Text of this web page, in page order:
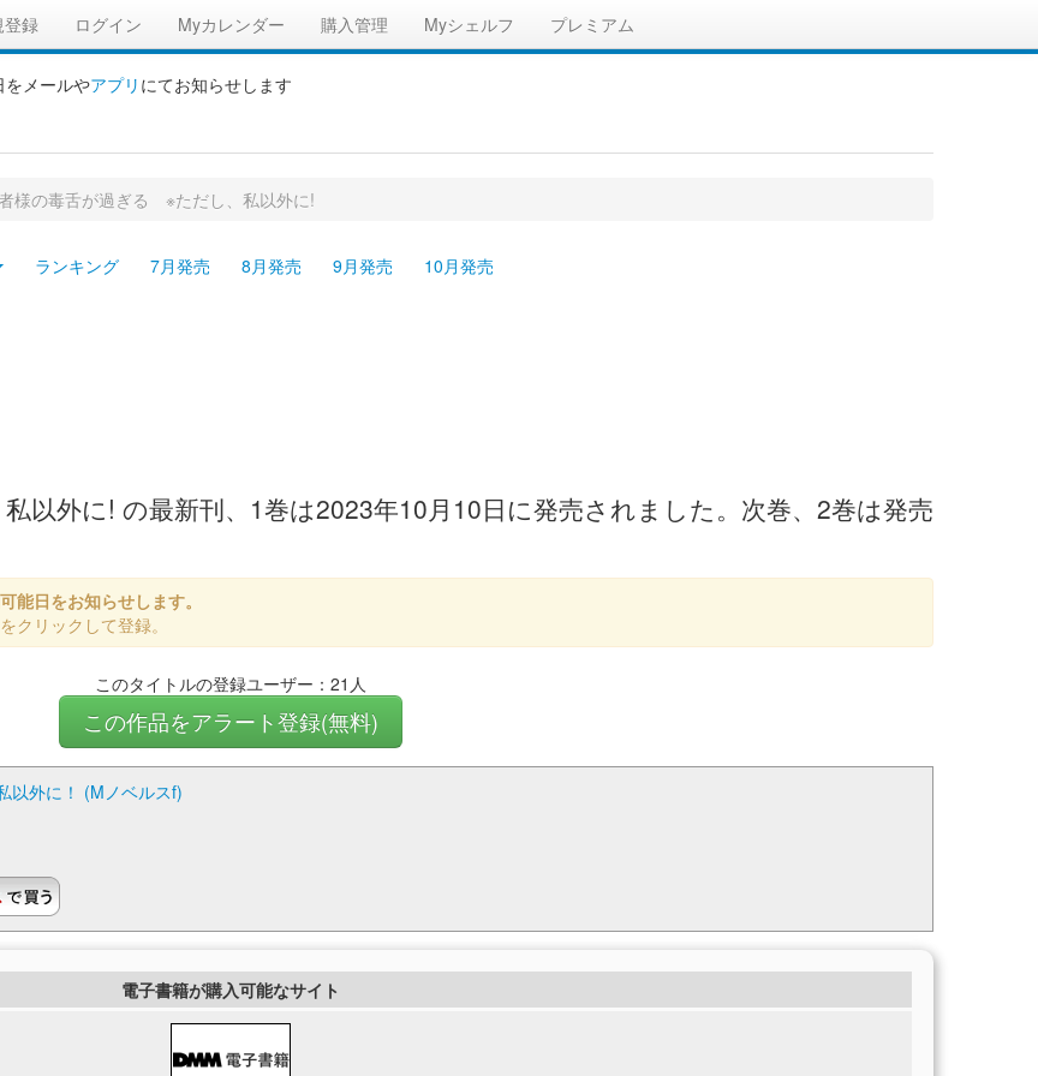
登録 ログイン Myカレンダー 購入管理 Myシェルフ プレミアム
をメールやアプリ にてお知らせします
様の毒舌が過ぎる ※ただし、私以外に!
ランキング 7月発売 8月発売 9月発売 10月発売
外に! の最新刊、1巻は2023年10月10日に発売されました。次巻、2巻は発売
能日をお知らせします。
クリックして登録。
このタイトルの登録ユーザー：21人
この作品をアラート登録(無料)
外に！ (Mノベルスf)
電子書籍が購入可能なサイト